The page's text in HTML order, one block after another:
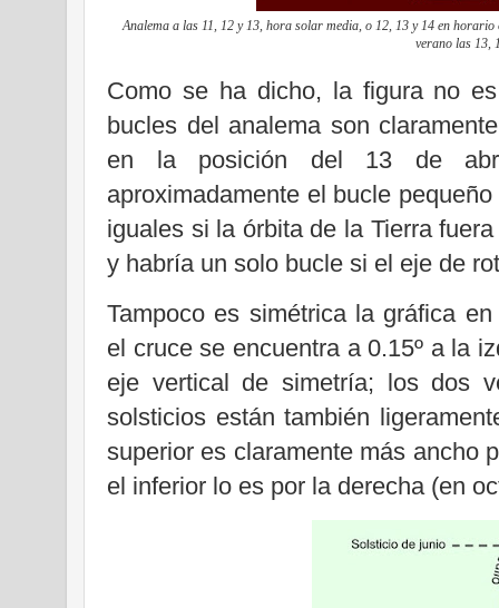
Analema a las 11, 12 y 13, hora solar media, o 12, 13 y 14 en
verano las 13,
Como se ha dicho, la figura no
bucles del analema son
en la posición del 13 de
aproximadamente el bucle
iguales si la órbita de la Tierra
y habría un solo bucle si el eje de
Tampoco es simétrica la gráfica
el cruce se encuentra a 0.15º a la
eje vertical de simetría; los dos
solsticios están también
superior es claramente más ancho
el inferior lo es por la derecha (en